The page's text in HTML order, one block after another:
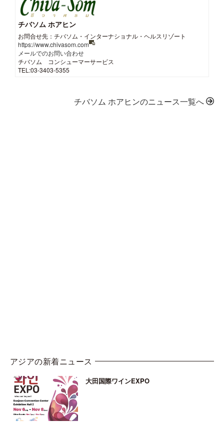
チバソム ホアヒン
お問合せ先：チバソム・インターナショナル・ヘルスリゾート
https://www.chivasom.com
メールでのお問い合わせ
チバソム コンシューマーサービス
TEL:03-3403-5355
チバソム ホアヒンのニュース一覧へ
アジアの新着ニュース
大田国際ワインEXPO